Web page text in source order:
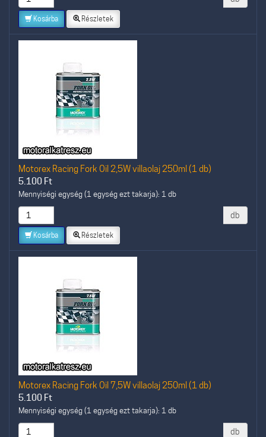
Kosárba Részletek
Motorex Racing Fork Oil 2,5W villaolaj 250ml (1 db)
5.100 Ft
Mennyiségi egység (1 egység ezt takarja): 1 db
db
Kosárba Részletek
Motorex Racing Fork Oil 7,5W villaolaj 250ml (1 db)
5.100 Ft
Mennyiségi egység (1 egység ezt takarja): 1 db
db